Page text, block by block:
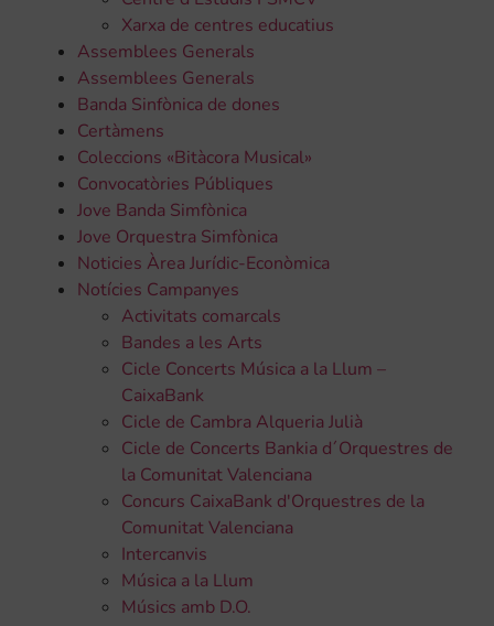
Xarxa de centres educatius
Assemblees Generals
Assemblees Generals
Banda Sinfònica de dones
Certàmens
Coleccions «Bitàcora Musical»
Convocatòries Públiques
Jove Banda Simfònica
Jove Orquestra Simfònica
Noticies Àrea Jurídic-Econòmica
Notícies Campanyes
Activitats comarcals
Bandes a les Arts
Cicle Concerts Música a la Llum –
CaixaBank
Cicle de Cambra Alqueria Julià
Cicle de Concerts Bankia d´Orquestres de
la Comunitat Valenciana
Concurs CaixaBank d'Orquestres de la
Comunitat Valenciana
Intercanvis
Música a la Llum
Músics amb D.O.